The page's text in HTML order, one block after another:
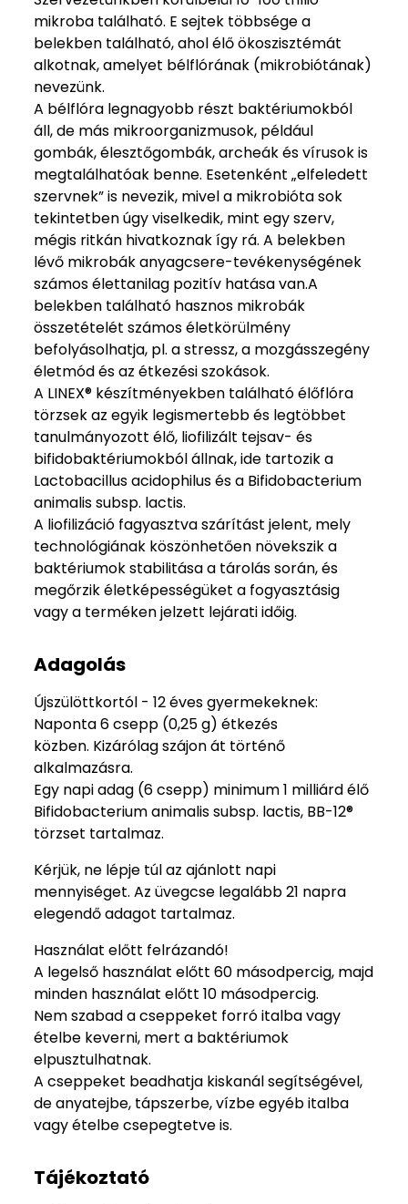
mikroba található. E sejtek többsége a
belekben található, ahol élő ökoszisztémát
alkotnak, amelyet bélflórának (mikrobiótának)
nevezünk.
A bélflóra legnagyobb részt baktériumokból
áll, de más mikroorganizmusok, például
gombák, élesztőgombák, archeák és vírusok is
megtalálhatóak benne. Esetenként „elfeledett
szervnek” is nevezik, mivel a mikrobióta sok
tekintetben úgy viselkedik, mint egy szerv,
mégis ritkán hivatkoznak így rá. A belekben
lévő mikrobák anyagcsere-tevékenységének
számos élettanilag pozitív hatása van.A
belekben található hasznos mikrobák
összetételét számos életkörülmény
befolyásolhatja, pl. a stressz, a mozgásszegény
életmód és az étkezési szokások.
A LINEX® készítményekben található élőflóra
törzsek az egyik legismertebb és legtöbbet
tanulmányozott élő, liofilizált tejsav- és
bifidobaktériumokból állnak, ide tartozik a
Lactobacillus acidophilus és a Bifidobacterium
animalis subsp. lactis.
A liofilizáció fagyasztva szárítást jelent, mely
technológiának köszönhetően növekszik a
baktériumok stabilitása a tárolás során, és
megőrzik életképességüket a fogyasztásig
vagy a terméken jelzett lejárati időig.
Adagolás
Újszülöttkortól - 12 éves gyermekeknek:
Naponta 6 csepp (0,25 g) étkezés
közben. Kizárólag szájon át történő
alkalmazásra.
Egy napi adag (6 csepp) minimum 1 milliárd élő
Bifidobacterium animalis subsp. lactis, BB-12®
törzset tartalmaz.
Kérjük, ne lépje túl az ajánlott napi
mennyiséget. Az üvegcse legalább 21 napra
elegendő adagot tartalmaz.
Használat előtt felrázandó!
A legelső használat előtt 60 másodpercig, majd
minden használat előtt 10 másodpercig.
Nem szabad a cseppeket forró italba vagy
ételbe keverni, mert a baktériumok
elpusztulhatnak.
A cseppeket beadhatja kiskanál segítségével,
de anyatejbe, tápszerbe, vízbe egyéb italba
vagy ételbe csepegtetve is.
Tájékoztató